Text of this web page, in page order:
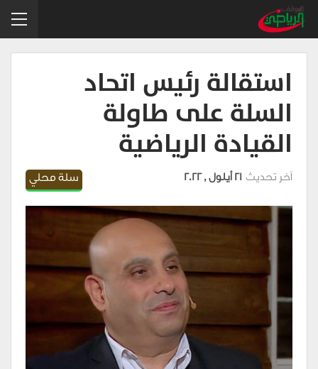
استقالة رئيس اتحاد
السلة على طاولة
القيادة الرياضية
سلة محلي آخر تحديث21 أيلول , 2022